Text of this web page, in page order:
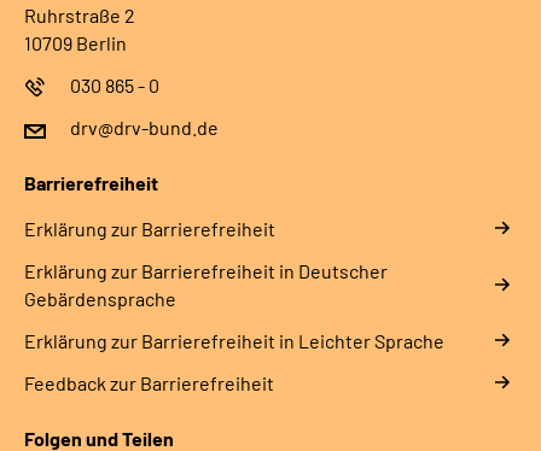
Ruhrstraße 2
10709 Berlin
030 865 - 0
drv@drv-bund.de
Barrierefreiheit
Erklärung zur Barrierefreiheit
Erklärung zur Barrierefreiheit in Deutscher
Gebärdensprache
Erklärung zur Barrierefreiheit in Leichter Sprache
Feedback zur Barrierefreiheit
Folgen und Teilen